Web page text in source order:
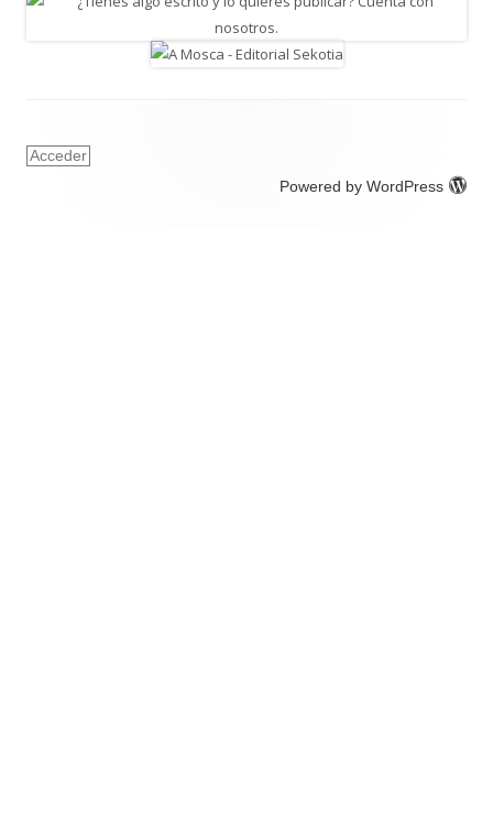
Acceder
Powered by WordPress